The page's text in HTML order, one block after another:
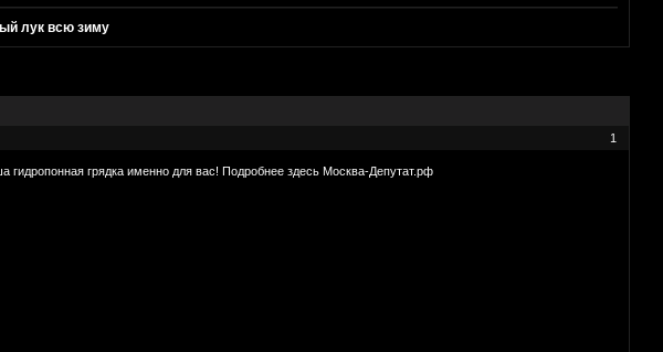
лук всю зиму
1
грядка именно для вас! Подробнее здесь Москва-Депутат.рф